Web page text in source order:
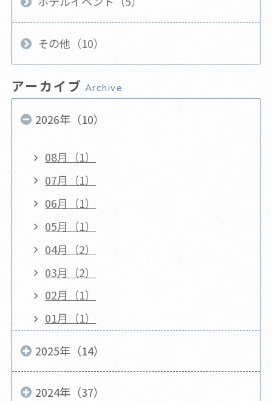
その他（10）
アーカイブ Archive
2026年（10）
08月（1）
07月（1）
06月（1）
05月（1）
04月（2）
03月（2）
02月（1）
01月（1）
2025年（14）
2024年（37）